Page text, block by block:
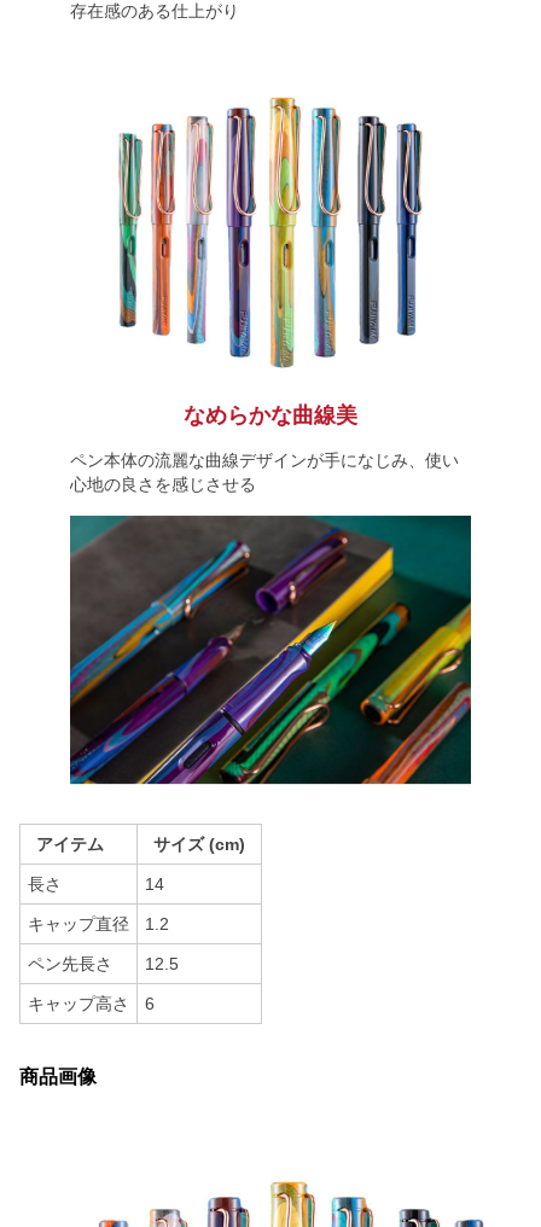
存在感のある仕上がり
なめらかな曲線美
ペン本体の流麗な曲線デザインが手になじみ、使い
心地の良さを感じさせる
アイテム サイズ (cm)
長さ 14
キャップ直径 1.2
ペン先長さ 12.5
キャップ高さ 6
商品画像